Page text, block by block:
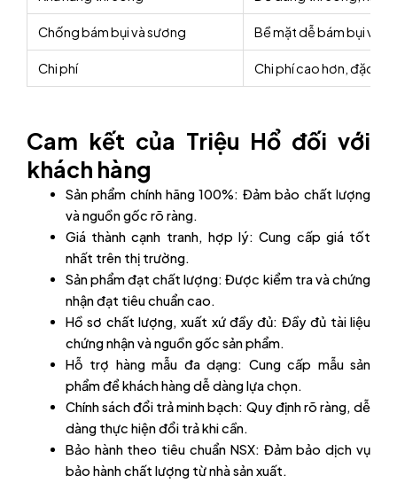
Chống bám bụi và sương Bề mặt dễ bám bụi và
Chi phí Chi phí cao hơn, đặc
Cam kết của Triệu Hổ đối với
khách hàng
Sản phẩm chính hãng 100%: Đảm bảo chất lượng
và nguồn gốc rõ ràng.
Giá thành cạnh tranh, hợp lý: Cung cấp giá tốt
nhất trên thị trường.
Sản phẩm đạt chất lượng: Được kiểm tra và chứng
nhận đạt tiêu chuẩn cao.
Hồ sơ chất lượng, xuất xứ đầy đủ: Đầy đủ tài liệu
chứng nhận và nguồn gốc sản phẩm.
Hỗ trợ hàng mẫu đa dạng: Cung cấp mẫu sản
phẩm để khách hàng dễ dàng lựa chọn.
Chính sách đổi trả minh bạch: Quy định rõ ràng, dễ
dàng thực hiện đổi trả khi cần.
Bảo hành theo tiêu chuẩn NSX: Đảm bảo dịch vụ
bảo hành chất lượng từ nhà sản xuất.